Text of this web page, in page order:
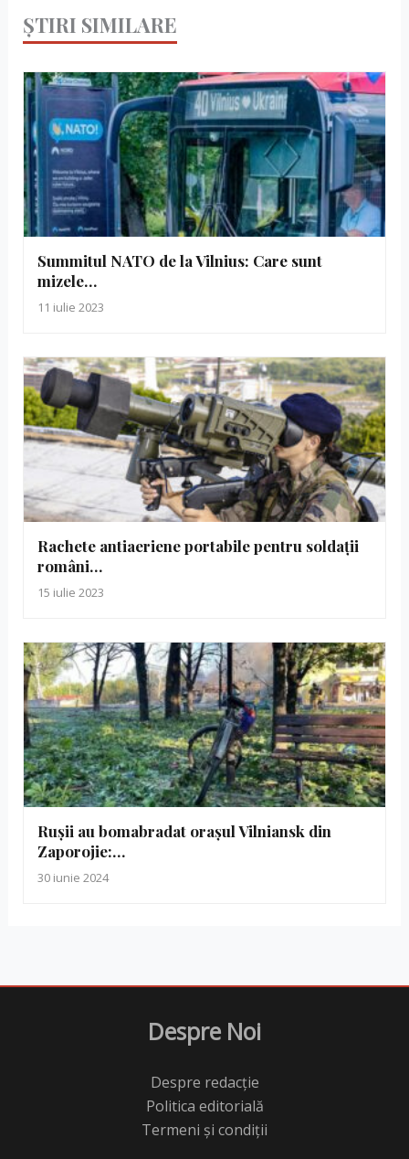
ȘTIRI SIMILARE
Summitul NATO de la Vilnius: Care sunt
mizele…
11 iulie 2023
Rachete antiaeriene portabile pentru soldații
români…
15 iulie 2023
Rușii au bomabradat orașul Vilniansk din
Zaporojie:…
30 iunie 2024
Despre Noi
Despre redacție
Politica editorială
Termeni și condiții